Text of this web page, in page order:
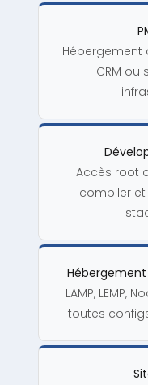
Hébergement
CRM
Accès root
compiler
LAMP, LEMP,
toutes